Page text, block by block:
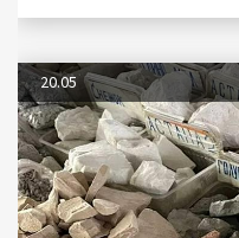
20.05